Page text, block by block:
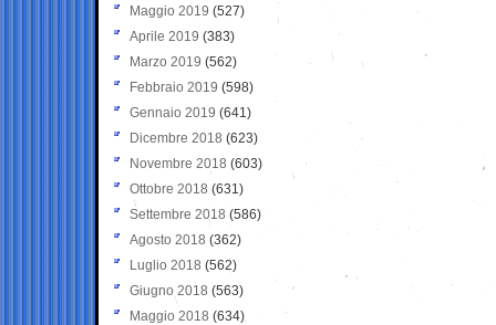
Maggio 2019 (527)
Aprile 2019 (383)
Marzo 2019 (562)
Febbraio 2019 (598)
Gennaio 2019 (641)
Dicembre 2018 (623)
Novembre 2018 (603)
Ottobre 2018 (631)
Settembre 2018 (586)
Agosto 2018 (362)
Luglio 2018 (562)
Giugno 2018 (563)
Maggio 2018 (634)